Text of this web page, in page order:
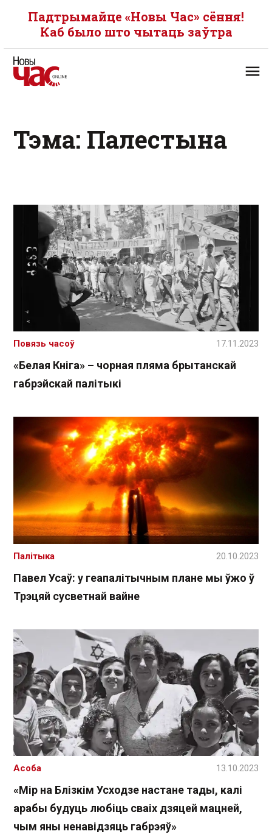
Падтрымайце «Новы Час» сёння!
Каб было што чытаць заўтра
Тэма: Палестына
«Белая Кніга» – чорная пляма брытанскай
габрэйскай палітыкі
Повязь часоў 17.11.2023
Павел Усаў: у геапалітычным плане мы ўжо ў
Трэцяй сусветнай вайне
Палітыка 20.10.2023
«Мір на Блізкім Усходзе настане тады, калі
арабы будуць любіць сваіх дзяцей мацней,
чым яны ненавідзяць габрэяў»
Асоба 13.10.2023